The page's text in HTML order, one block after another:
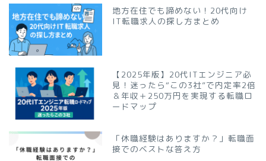
地方在住でも諦めない！20代向け
IT転職求人の探し方まとめ
【2025年版】20代ITエンジニア必
見！迷ったら“この3社”で内定率2倍
＆年収＋250万円を実現する転職ロ
ードマップ
「休職経験はありますか？」転職面
接でのベストな答え方